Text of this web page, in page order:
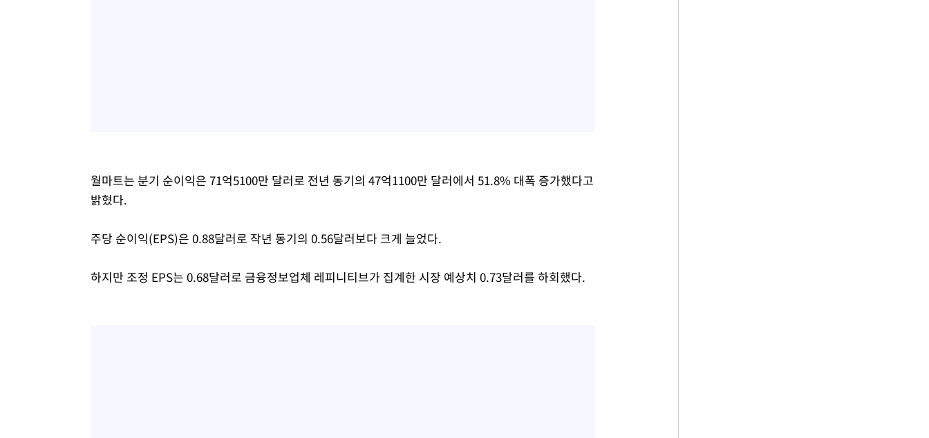
월마트는 분기 순이익은 71억5100만 달러로 전년 동기의 47억1100만 달러에서 51.8% 대폭 증가했다고
밝혔다.
주당 순이익(EPS)은 0.88달러로 작년 동기의 0.56달러보다 크게 늘었다.
하지만 조정 EPS는 0.68달러로 금융정보업체 레피니티브가 집계한 시장 예상치 0.73달러를 하회했다.